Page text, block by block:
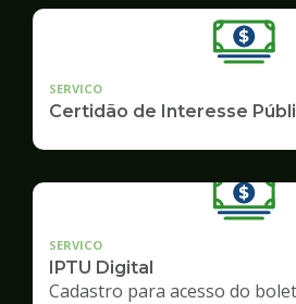
SERVICO
Certidão de Interesse
SERVICO
IPTU Digital
Cadastro para acesso do